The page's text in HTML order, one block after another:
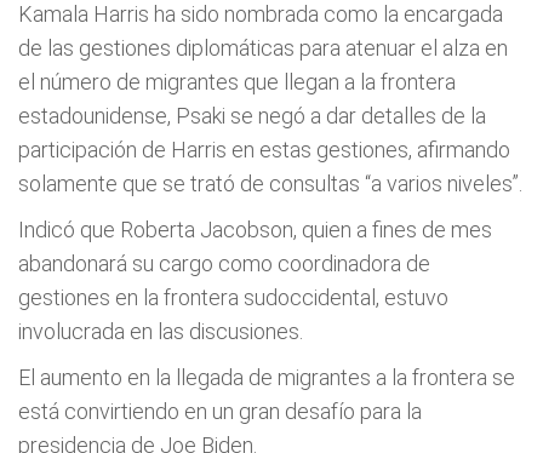
Kamala Harris ha sido nombrada como la encargada
de las gestiones diplomáticas para atenuar el alza en
el número de migrantes que llegan a la frontera
estadounidense, Psaki se negó a dar detalles de la
participación de Harris en estas gestiones, afirmando
solamente que se trató de consultas “a varios niveles”.
Indicó que Roberta Jacobson, quien a fines de mes
abandonará su cargo como coordinadora de
gestiones en la frontera sudoccidental, estuvo
involucrada en las discusiones.
El aumento en la llegada de migrantes a la frontera se
está convirtiendo en un gran desafío para la
presidencia de Joe Biden.